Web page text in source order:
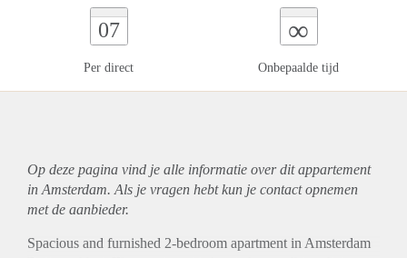
07
Per direct
∞
Onbepaalde tijd
Op deze pagina vind je alle informatie over ditappartement
in Amsterdam. Als je vragen hebt kun je contact opnemen
met de aanbieder.
Spacious and furnished 2-bedroom apartment in Amsterdam